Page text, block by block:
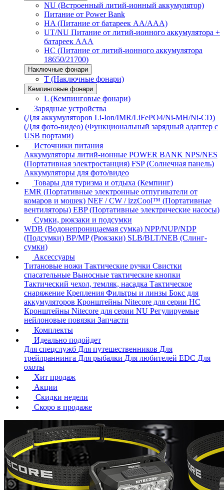
NU (Встроенный литий-ионный аккумулятор)
Питание от Power Bank
HA (Питание от батареек AA/AAA)
UT/NU Питание от литий-ионного аккумулятора +
батареек AAA
HC (Питание от литий-ионного аккумулятора
18650/21700)
Наключные фонари
T (Наключные фонари)
Кемпинговые фонари
L (Кемпинговые фонари)
Зарядные устройства
(Для аккумуляторов Li-Ion/IMR/LiFePO4/Ni-MH/Ni-CD)
(Для фото-видео) (Функциональный зарядный адаптер с
USB портами)
Источники питания
Аккумуляторы литий-ионные POWER BANK NPS/NES
(Портативная электростанция) FSP (Солнечная панель)
Аккумуляторы для фото/видео
Товары для туризма и отдыха (Кемпинг)
EMR (Портативные электронные отпугиватели от
комаров и мошек) NEF / CW / izzCool™ (Портативные
вентиляторы) EBP (Портативные электрические насосы)
Сумки, рюкзаки и подсумки
WDB (Водонепроницаемая сумка) NPP/NUP/NDP
(Подсумки) BP/MP (Рюкзаки) SLB/BLT/NEB (Слинг-
сумки)
Аксессуары
Титановые ножи Тактические ручки Свистки
спасательные Выносные тактические кнопки
Тактический чехол, темляк, насадка Тактическое
снаряжение Крепления Фильтры и линзы Бокс для
аккумуляторов Кронштейны Nitecore для серии HС
Кронштейны Nitecore для серии NU Регулируемые
нейлоновые повязки Запчасти
Комплекты
Идеально подойдет
Для спецслужб Для путешественников Для
трейлраннинга Для рыбалки Для любителей EDC Для
охоты
Хит продаж
Акции
Скидки недели
Скоро в продаже